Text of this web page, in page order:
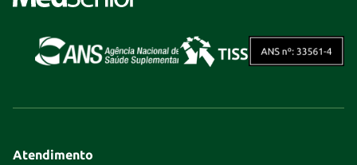
Atendimento